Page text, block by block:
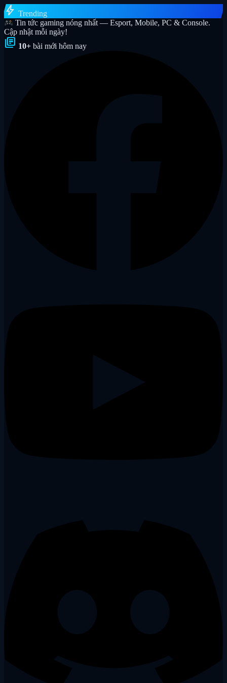
bolt Trending
Tin tức gaming nóng nhất — Esport, Mobile, PC & Console.
Cập nhật mỗi ngày!
library_books 10+ bài mới hôm nay